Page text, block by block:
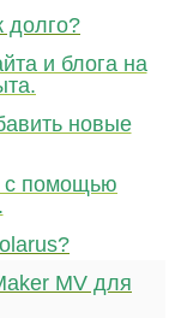
долго?
и блога на
новые
с помощью
MV для